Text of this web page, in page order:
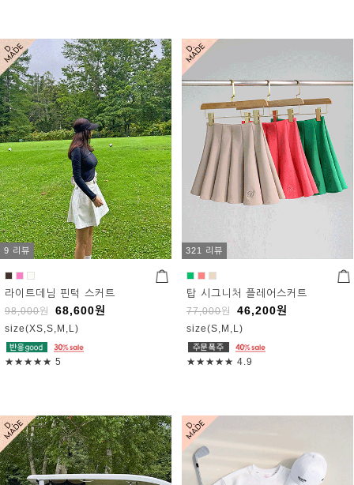
9 리뷰
라이트데님 핀턱 스커트
98,000원 68,600원
size(XS,S,M,L)
★★★★★ 5
321 리뷰
탑 시그니처 플레어스커트
77,000원 46,200원
size(S,M,L)
★★★★★ 4.9